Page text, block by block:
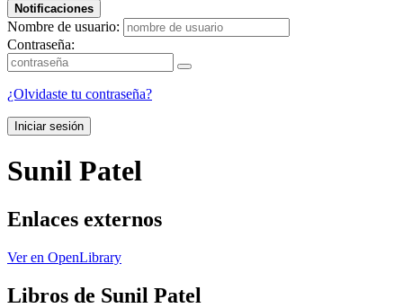
Notificaciones
Nombre de usuario:
Contraseña:
¿Olvidaste tu contraseña?
Iniciar sesión
Sunil Patel
Enlaces externos
Ver en OpenLibrary
Libros de Sunil Patel